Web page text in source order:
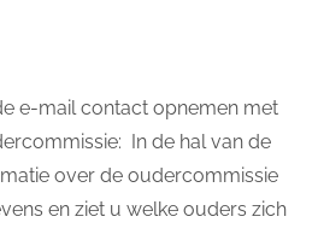
e-mail contact opnemen met
In de hal van de
over de oudercommissie
en ziet u welke ouders zich